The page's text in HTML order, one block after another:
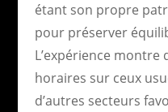
étant son propre
pour préserver
L’expérience
horaires sur ceux
d’autres secteurs